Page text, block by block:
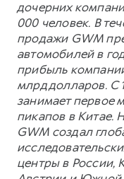
дочерних
000 человек. В
продажи GWM
автомобилей в
прибыль
млрд долларов. С
занимает первое
пикапов в Китае.
GWM создал
центры в России,